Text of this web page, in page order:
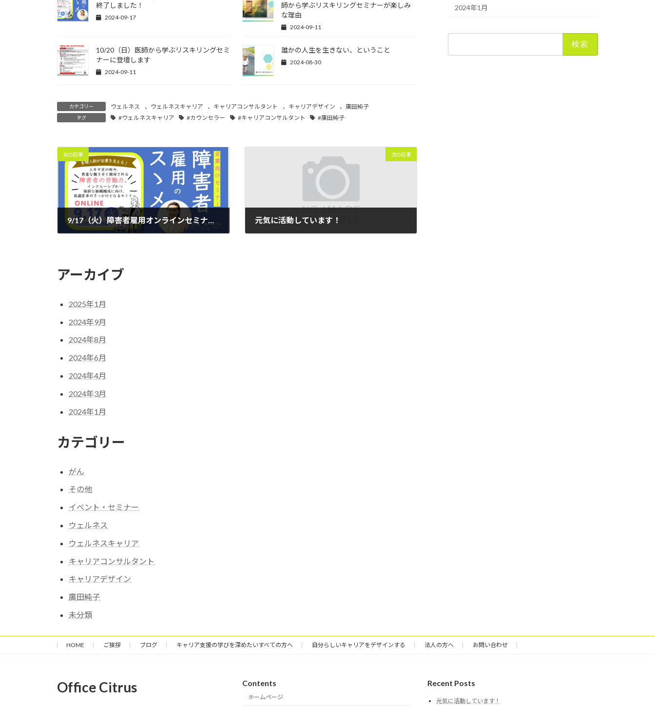
終了しました！
2024-09-17
師から学ぶリスキリングセミナーが楽しみ
な理由
2024-09-11
10/20（日）医師から学ぶリスキリングセミ
ナーに登壇します
2024-09-11
誰かの人生を生きない、ということ
2024-08-30
カテゴリー ウェルネス 、 ウェルネスキャリア 、 キャリアコンサルタント 、 キャリアデザイン 、廣田純子
タグ #ウェルネスキャリア #カウンセラー #キャリアコンサルタント #廣田純子
前の記事
9/17（火）障害者雇用オンラインセミナー終了しました！
次の記事
元気に活動しています！
2024年1月
アーカイブ
2025年1月
2024年9月
2024年8月
2024年6月
2024年4月
2024年3月
2024年1月
カテゴリー
がん
その他
イベント・セミナー
ウェルネス
ウェルネスキャリア
キャリアコンサルタント
キャリアデザイン
廣田純子
未分類
HOME ご挨拶 ブログ キャリア支援の学びを深めたいすべての方へ 自分らしいキャリアをデザインする 法人の方へ お問い合わせ
Office Citrus Contents
ホームページ
Recent Posts
元気に活動しています！